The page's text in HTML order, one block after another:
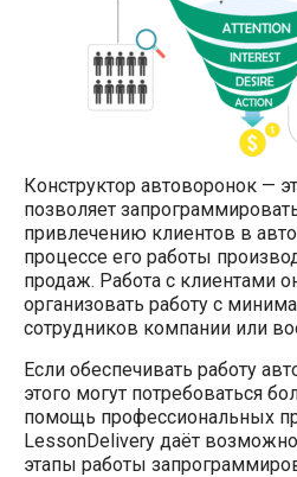
Конструктор автоворонок —
позволяет
привлечению клиентов в
процессе его работы
продаж. Работа с клиентами
организовать работу с
сотрудников компании или
Если обеспечивать работу
этого могут потребоваться
помощь профессиональных
LessonDelivery даёт
этапы работы